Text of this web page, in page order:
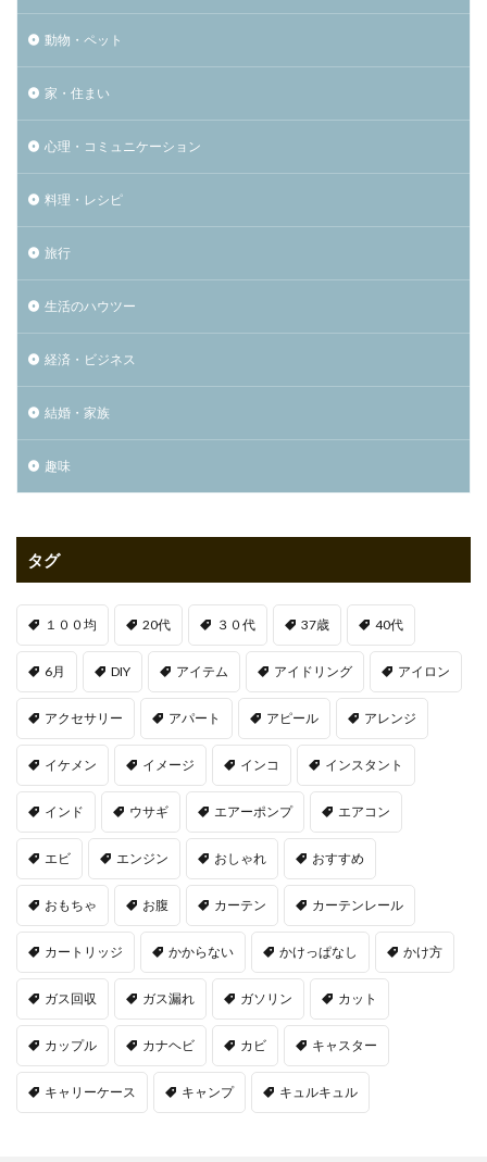
動物・ペット
家・住まい
心理・コミュニケーション
料理・レシピ
旅行
生活のハウツー
経済・ビジネス
結婚・家族
趣味
タグ
１００均 20代 ３０代 37歳 40代
6月 DIY アイテム アイドリング アイロン
アクセサリー アパート アピール アレンジ
イケメン イメージ インコ インスタント
インド ウサギ エアーポンプ エアコン
エビ エンジン おしゃれ おすすめ
おもちゃ お腹 カーテン カーテンレール
カートリッジ かからない かけっぱなし かけ方
ガス回収 ガス漏れ ガソリン カット
カップル カナヘビ カビ キャスター
キャリーケース キャンプ キュルキュル